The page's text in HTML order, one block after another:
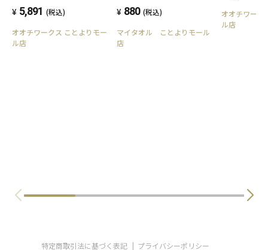
5,891 (税込)
オオチワークス ことよりモー
ル店
880 (税込)
マイタオル ことよりモール
店
オオチワーク
ル店
特定商取引法に基づく表記 プライバシーポリシー